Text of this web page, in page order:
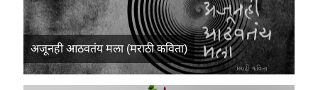
अजूनही आठवतंय मला (मराठी कविता)